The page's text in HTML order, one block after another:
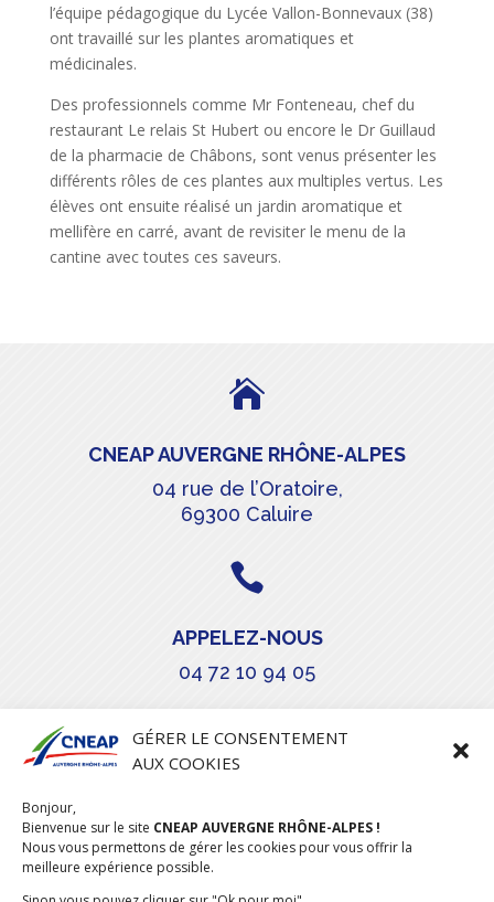
GÉRER LE CONSENTEMENT
AUX COOKIES
Bonjour,
Bienvenue sur le site CNEAP AUVERGNE RHÔNE-ALPES !
Nous vous permettons de gérer les cookies pour vous offrir la
meilleure expérience possible.
l’équipe pédagogique du Lycée Vallon-Bonnevaux (38)
ont travaillé sur les plantes aromatiques et
médicinales.
Des professionnels comme Mr Fonteneau, chef du
restaurant Le relais St Hubert ou encore le Dr Guillaud
de la pharmacie de Châbons, sont venus présenter les
différents rôles de ces plantes aux multiples vertus. Les
élèves ont ensuite réalisé un jardin aromatique et
mellifère en carré, avant de revisiter le menu de la
cantine avec toutes ces saveurs.

CNEAP AUVERGNE RHÔNE-ALPES
04 rue de l’Oratoire,
69300 Caluire

APPELEZ-NOUS
04 72 10 94 05

stephanie.maillot@cneap.fr